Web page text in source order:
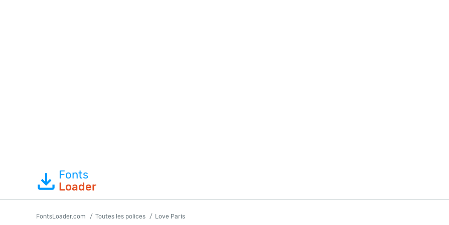
Fonts
Loader
FontsLoader.com Toutes les polices Love Paris